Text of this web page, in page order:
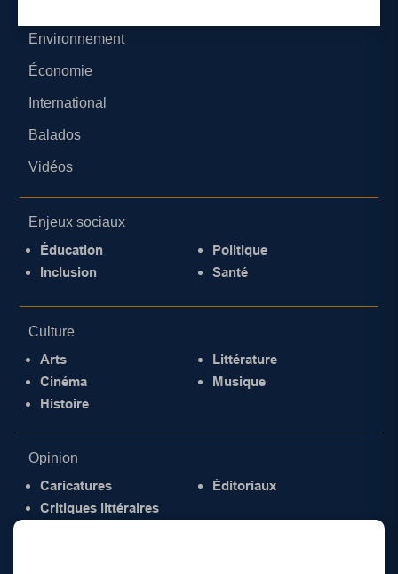
Environnement
Économie
International
Balados
Vidéos
Enjeux sociaux
Éducation
Inclusion
Politique
Santé
Culture
Arts
Cinéma
Histoire
Littérature
Musique
Opinion
Caricatures
Critiques littéraires
Éditoriaux